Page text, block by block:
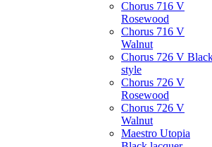
Chorus 716 V
Rosewood
Chorus 716 V
Walnut
Chorus 726 V
style
Chorus 726 V
Rosewood
Chorus 726 V
Walnut
Maestro Utopia